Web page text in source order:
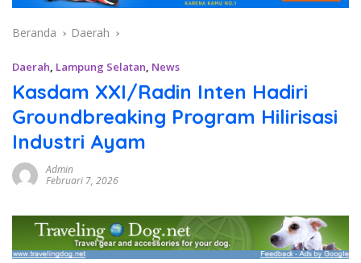
Beranda Daerah
Daerah, Lampung Selatan, News
Kasdam XXI/Radin Inten Hadiri
Groundbreaking Program Hilirisasi
Industri Ayam
Admin
Februari 7, 2026